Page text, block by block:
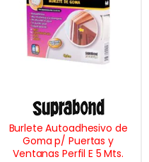
Burlete Autoadhesivo de
Goma p/ Puertas y
Ventanas Perfil E 5 Mts.